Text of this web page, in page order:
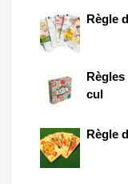
Règle
cul
Règle